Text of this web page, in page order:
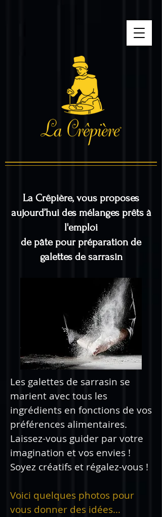
La Crêpière, vous proposes
aujourd’hui des mélanges prêts à
l'emploi
de pâte pour préparation de
galettes de sarrasin
Les galettes de sarrasin se
marient avec tous les
ingrédients en fonctions de vos
préférences alimentaires.
Laissez-vous guider par votre
imagination et vos envies !
Soyez créatifs et régalez-vous !
Voici quelques photos pour
vous donner des idées…